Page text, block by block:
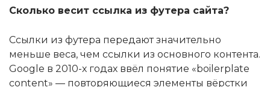
Сколько весит ссылка из футера сайта?
Ссылки из футера передают значительно
меньше веса, чем ссылки из основного контента.
Google в 2010-х годах ввёл понятие «boilerplate
content» — повторяющиеся элементы вёрстки